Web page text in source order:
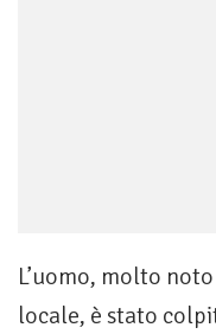
L’uomo, molto
locale, è stato